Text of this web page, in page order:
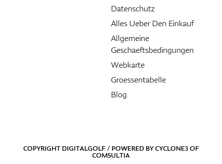
Datenschutz
Alles Ueber Den Einkauf
Allgemeine
Geschaeftsbedingungen
Webkarte
Groessentabelle
Blog
COPYRIGHT DIGITALGOLF / POWERED BYCYCLONE3OF
COMSULTIA